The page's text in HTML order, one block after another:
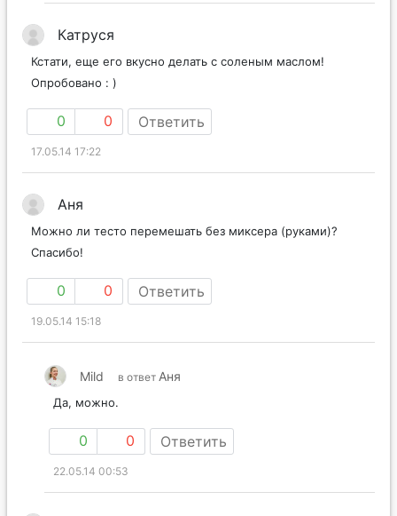
Катруся
Кстати, еще его вкусно делать с соленым маслом!
Опробовано : )
0 0 Ответить
17.05.14 17:22
Аня
Можно ли тесто перемешать без миксера (руками)?
Спасибо!
0 0 Ответить
19.05.14 15:18
Mild в ответ Аня
Да, можно.
0 0 Ответить
22.05.14 00:53